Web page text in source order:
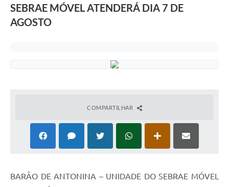
SEBRAE MÓVEL ATENDERÁ DIA 7 DE
AGOSTO
COMPARTILHAR
BARÃO DE ANTONINA – UNIDADE DO SEBRAE MÓVEL